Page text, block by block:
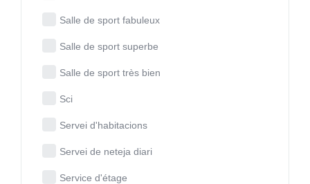
Salle de sport fabuleux
Salle de sport superbe
Salle de sport très bien
Sci
Servei d'habitacions
Servei de neteja diari
Service d'étage